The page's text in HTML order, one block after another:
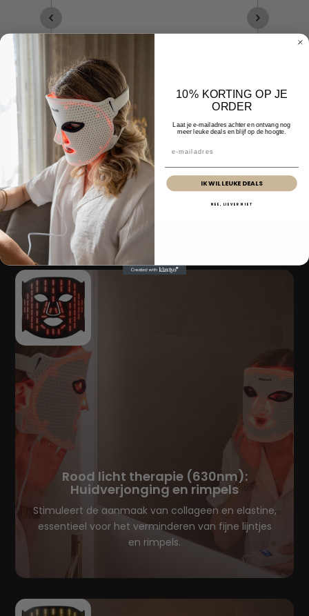
Rood licht therapie (630nm):
Huidverjonging en rimpels
Stimuleert de aanmaak van collageen en elastine,
essentieel voor het verminderen van fijne lijntjes
en rimpels.
10% KORTING OP JE
ORDER
Laat je e-mailadres achter en ontvang nog
meer leuke deals en blijf op de hoogte.
IK WIL LEUKE DEALS
NEE, LIEVER NIET